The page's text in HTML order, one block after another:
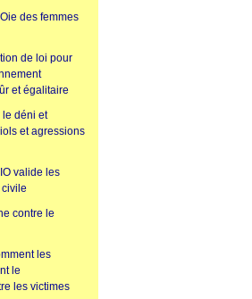
des femmes
de loi pour
et égalitaire
le déni et
et agressions
valide les
contre le
les
le
les victimes